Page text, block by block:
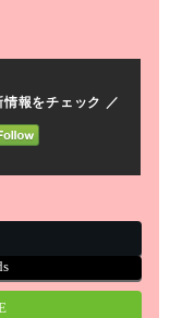
情報をチェック ／